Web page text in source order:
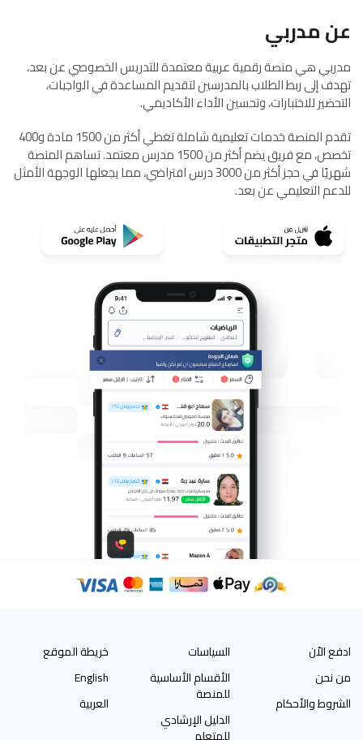
عن مدربي
مدربي هي منصة رقمية عربية معتمدة للتدريس الخصوصي عن بعد،
تهدف إلى ربط الطلاب بالمدرسين لتقديم المساعدة في الواجبات،
التحضير للاختبارات، وتحسين الأداء الأكاديمي.
تقدم المنصة خدمات تعليمية شاملة تغطي أكثر من 1500 مادة و400
تخصص، مع فريق يضم أكثر من 1500 مدرس معتمد. تساهم المنصة
شهريًا في حجز أكثر من 3000 درس افتراضي، مما يجعلها الوجهة الأمثل
للدعم التعليمي عن بعد.
ادفع الاّن
من نحن
الشروط والأحكام
السياسات
الأقسام الأساسية
للمنصة
الدليل الإرشادي
خريطة الموقع
English
العربية